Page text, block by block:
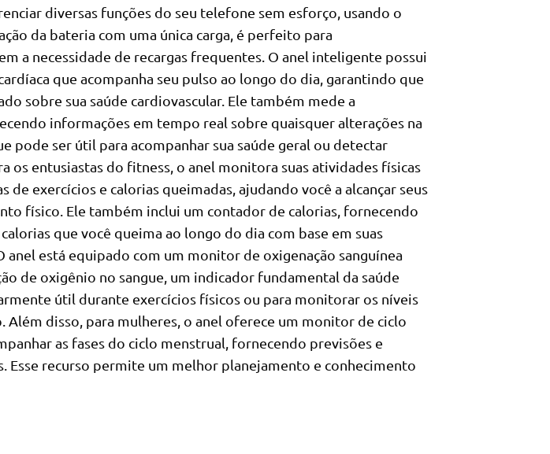
diversas funções do seu telefone sem esforço, usando o
da bateria com uma única carga, é perfeito para
a necessidade de recargas frequentes. O anel inteligente possui
que acompanha seu pulso ao longo do dia, garantindo que
sobre sua saúde cardiovascular. Ele também mede a
informações em tempo real sobre quaisquer alterações na
pode ser útil para acompanhar sua saúde geral ou detectar
os entusiastas do fitness, o anel monitora suas atividades físicas
de exercícios e calorias queimadas, ajudando você a alcançar seus
físico. Ele também inclui um contador de calorias, fornecendo
que você queima ao longo do dia com base em suas
anel está equipado com um monitor de oxigenação sanguínea
de oxigênio no sangue, um indicador fundamental da saúde
útil durante exercícios físicos ou para monitorar os níveis
Além disso, para mulheres, o anel oferece um monitor de ciclo
as fases do ciclo menstrual, fornecendo previsões e
Esse recurso permite um melhor planejamento e conhecimento